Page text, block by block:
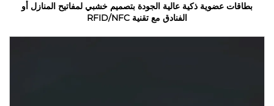
بطاقات عضوية ذكية عالية الجودة بتصميم خشبي لمفاتيح المنازل أو
الفنادق مع تقنية RFID/NFC